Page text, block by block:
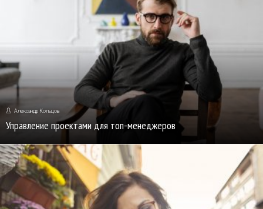
Александр Кольцов
Управление проектами для топ-менеджеров